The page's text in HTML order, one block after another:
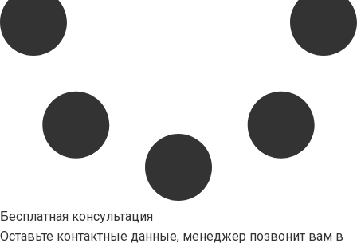
Бесплатная консультация
Оставьте контактные данные, менеджер позвонит вам в